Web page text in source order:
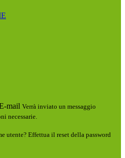
mail Verrà inviato un messaggio
necessarie.
utente? Effettua il reset della password